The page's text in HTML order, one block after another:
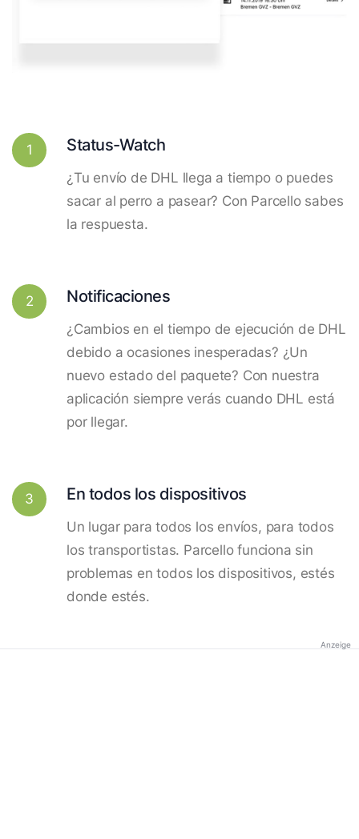
1 Status-Watch
¿Tu envío de DHL llega a tiempo o puedes
sacar al perro a pasear? Con Parcello sabes
la respuesta.
2 Notificaciones
¿Cambios en el tiempo de ejecución de DHL
debido a ocasiones inesperadas? ¿Un
nuevo estado del paquete? Con nuestra
aplicación siempre verás cuando DHL está
por llegar.
3 En todos los dispositivos
Un lugar para todos los envíos, para todos
los transportistas. Parcello funciona sin
problemas en todos los dispositivos, estés
donde estés.
Anzeige